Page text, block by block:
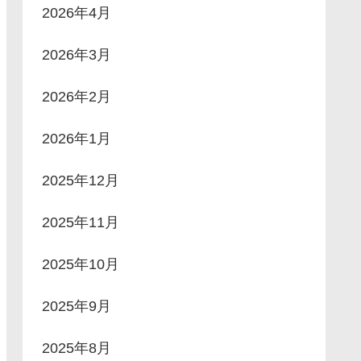
2026年4月
2026年3月
2026年2月
2026年1月
2025年12月
2025年11月
2025年10月
2025年9月
2025年8月